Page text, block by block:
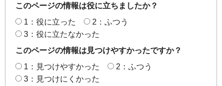
このページの情報は役に立ちましたか？
1：役に立った
2：ふつう
3：役に立たなかった
このページの情報は見つけやすかったですか？
1：見つけやすかった
2：ふつう
3：見つけにくかった